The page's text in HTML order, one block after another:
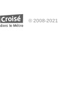
© 2008-2021